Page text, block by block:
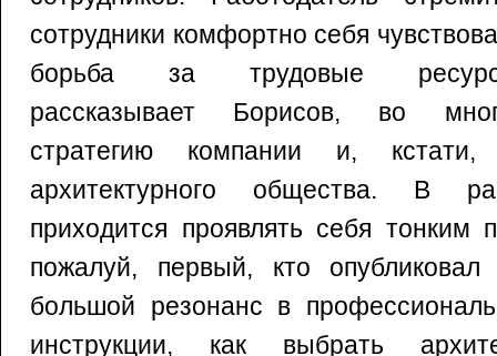
сотрудники комфортно себя
борьба за трудовые
рассказывает Борисов, во
стратегию компании и, кстати,
архитектурного общества. В
приходится проявлять себя тонким
пожалуй, первый, кто
большой резонанс в
инструкции, как выбрать